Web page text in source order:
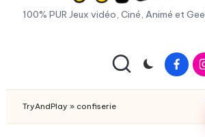
T
A
n
100% PUR Jeux vidéo, Ciné, Animé et
TryAndPlay » confiserie